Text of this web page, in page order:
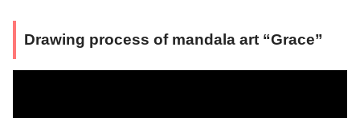
Drawing process of mandala art “Grace”